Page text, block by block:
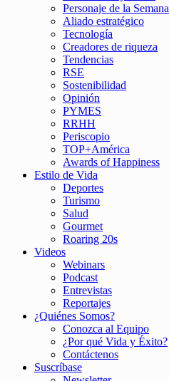
Personaje de la Semana
Aliado estratégico
Tecnología
Creadores de riqueza
Tendencias
RSE
Sostenibilidad
Opinión
PYMES
RRHH
Periscopio
TOP+América
Awards of Happiness
Estilo de Vida
Deportes
Turismo
Salud
Gourmet
Roaring 20s
Videos
Webinars
Podcast
Entrevistas
Reportajes
¿Quiénes Somos?
Conozca al Equipo
¿Por qué Vida y Éxito?
Contáctenos
Suscríbase